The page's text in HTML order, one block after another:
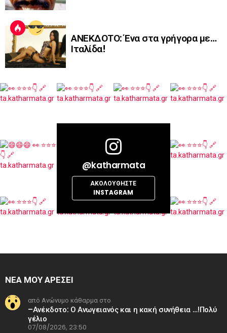
ΑΝΕΚΔΟΤΟ: Ένα στα γρήγορα με…
Ιταλίδα!
@katharmata
ΑΚΟΛΟΥΘΉΣΤΕ
INSTAGRAM
ΝΕΑ ΜΟΥ ΑΡΕΣΕΙ
από Ανώνυμο κάθαρμα στο
–Ανέκδοτο: Ο Ανωγειανός και η κακή συνήθεια …!Πολύ
γέλιο
07/08/2026, 23:50